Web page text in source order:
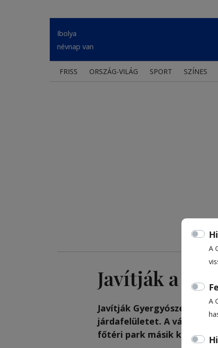
A
A
Ibolya
névnap van
FRISS ORSZÁG-VILÁG SPORT SZÍNES
Javítják a
Javítják
járdafelületet. A
főtéri park másik két